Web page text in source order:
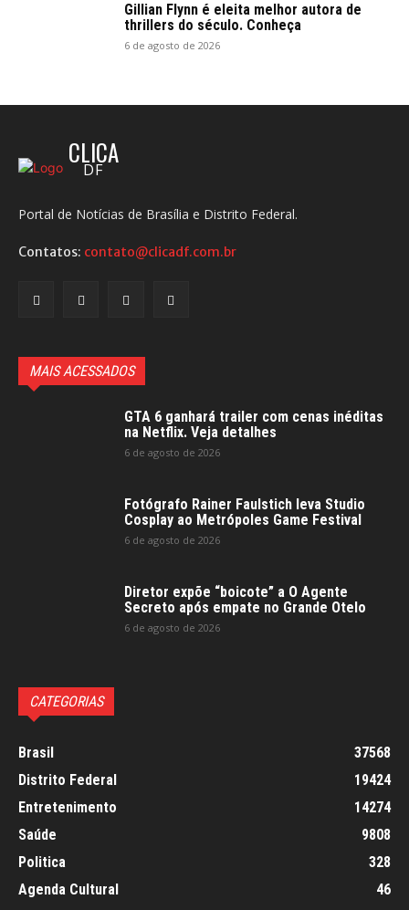
Gillian Flynn é eleita melhor autora de
thrillers do século. Conheça
6 de agosto de 2026
CLICA
DF
Portal de Notícias de Brasília e Distrito Federal.
Contatos: contato@clicadf.com.br
MAIS ACESSADOS
GTA 6 ganhará trailer com cenas inéditas
na Netflix. Veja detalhes
6 de agosto de 2026
Fotógrafo Rainer Faulstich leva Studio
Cosplay ao Metrópoles Game Festival
6 de agosto de 2026
Diretor expõe “boicote” a O Agente
Secreto após empate no Grande Otelo
6 de agosto de 2026
CATEGORIAS
Brasil
37568
Distrito Federal
19424
Entretenimento
14274
Saúde
9808
Politica
328
Agenda Cultural
46